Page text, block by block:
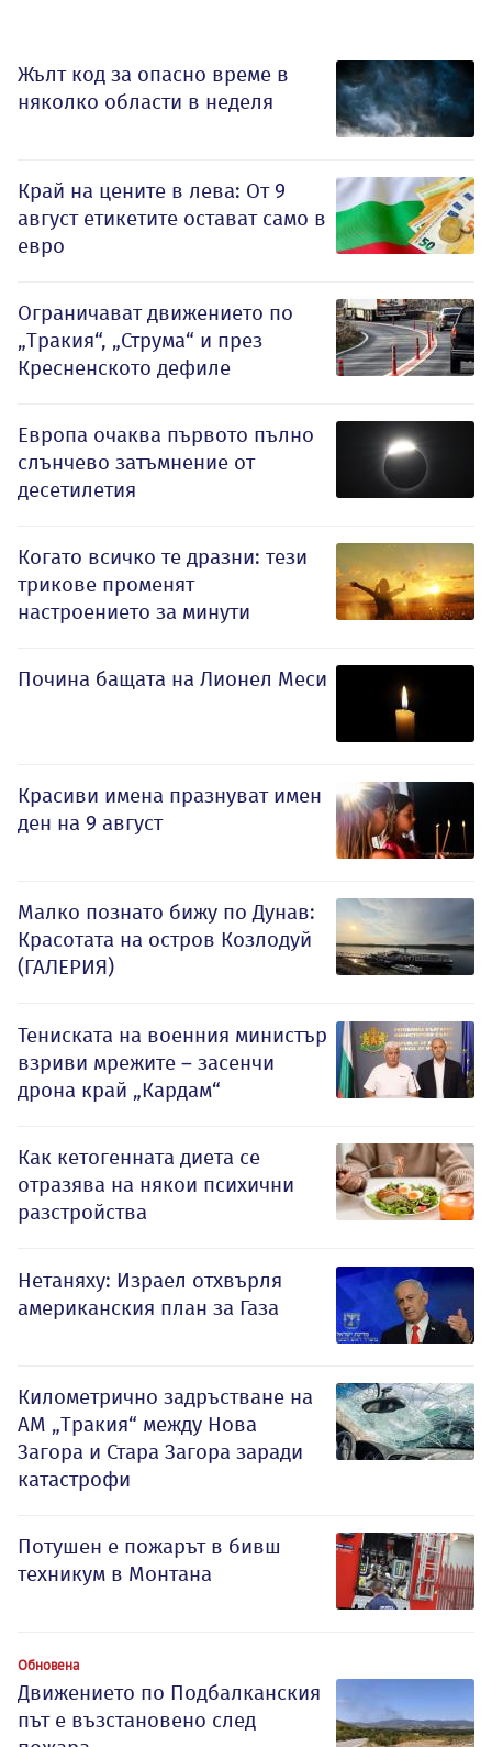
Жълт код за опасно време в
няколко области в неделя
Край на цените в лева: От 9
август етикетите остават само в
евро
Ограничават движението по
„Тракия“, „Струма“ и през
Кресненското дефиле
Европа очаква първото пълно
слънчево затъмнение от
десетилетия
Когато всичко те дразни: тези
трикове променят
настроението за минути
Почина бащата на Лионел Меси
Красиви имена празнуват имен
ден на 9 август
Малко познато бижу по Дунав:
Красотата на остров Козлодуй
(ГАЛЕРИЯ)
Тениската на военния министър
взриви мрежите – засенчи
дрона край „Кардам“
Как кетогенната диета се
отразява на някои психични
разстройства
Нетаняху: Израел отхвърля
американския план за Газа
Километрично задръстване на
АМ „Тракия“ между Нова
Загора и Стара Загора заради
катастрофи
Потушен е пожарът в бивш
техникум в Монтана
Обновена
Движението по Подбалканския
път е възстановено след